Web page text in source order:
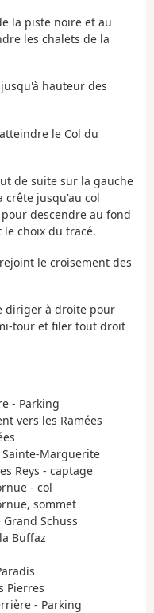
la piste noire et au
les chalets de la
hauteur des
le Col du
de suite sur la gauche
crête jusqu'au col
descendre au fond
le choix du tracé.
le croisement des
diriger à droite pour
tour et filer tout droit
- Parking
vers les Ramées
Sainte-Marguerite
Reys - captage
- col
sommet
Grand Schuss
Buffaz
Pierres
- Parking